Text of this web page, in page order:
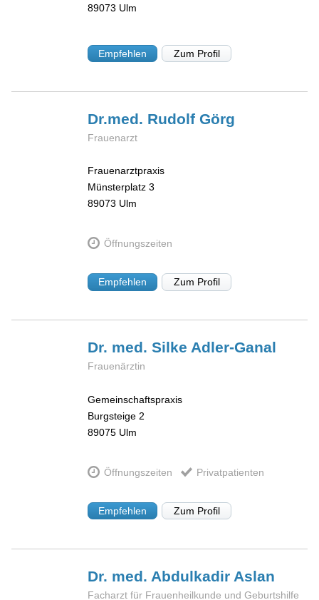
89073 Ulm
Empfehlen Zum Profil
Dr.med. RudolfGörg
Frauenarzt
Frauenarztpraxis
Münsterplatz 3
89073 Ulm
Öffnungszeiten
Empfehlen Zum Profil
Dr. med. Silke Adler-Ganal
Frauenärztin
Gemeinschaftspraxis
Burgsteige 2
89075 Ulm
Öffnungszeiten Privatpatienten
Empfehlen Zum Profil
Dr. med. Abdulkadir Aslan
Facharzt für Frauenheilkunde und Geburtshilfe